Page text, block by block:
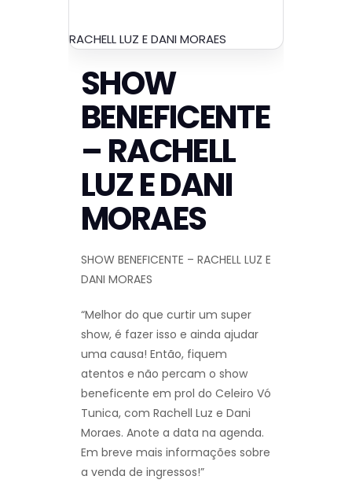
RACHELL LUZ E DANI MORAES
SHOW
BENEFICENTE
– RACHELL
LUZ E DANI
MORAES
SHOW BENEFICENTE – RACHELL LUZ E
DANI MORAES
“Melhor do que curtir um super
show, é fazer isso e ainda ajudar
uma causa! Então, fiquem
atentos e não percam o show
beneficente em prol do Celeiro Vó
Tunica, com Rachell Luz e Dani
Moraes. Anote a data na agenda.
Em breve mais informações sobre
a venda de ingressos!”